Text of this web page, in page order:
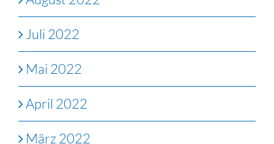
Juli 2022
Mai 2022
April 2022
März 2022